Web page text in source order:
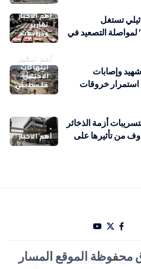
أهم الاخبار
تقارير
ودراسات
تستغل
لمواصلة التصعيد في
أهم الاخبار
انتهاكات
الاحتلال
فلسطيني
وإصابات
استمرار خروقات
أهم الاخبار
أزمة الذخائر
من تأثيرها على
محفوظة الموقع المسار